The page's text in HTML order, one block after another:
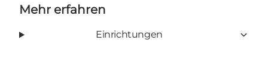
Mehr erfahren
Einrichtungen